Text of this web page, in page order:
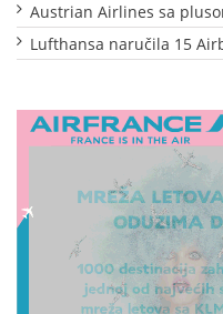
Austrian Airlines sa
Lufthansa naručila 15